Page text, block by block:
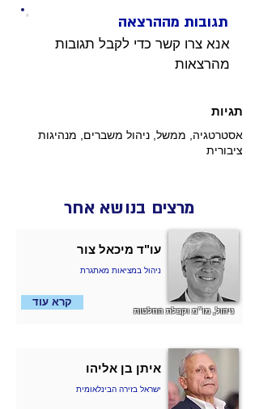
תגובות מההרצאה
אנא צרו קשר כדי לקבל תגובות
מהרצאות
תגיות
אסטרטגיה, ממשל, ניהול משברים, מנהיגות
ציבורית
מרצים בנושא אחר
קרא עוד
ניהול, מו״מ וקבלת החלטות
עו"ד מיכאל צור
ניהול במציאות מאתגרת
איתן בן אליהו
ישראל בזירה הבינלאומית